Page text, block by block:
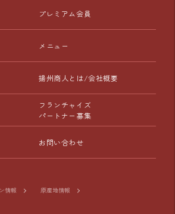
無料
焼売」など、こだわりの前菜が半額
ストール方法
プレミアム会員
メニュー
揚州商人とは/会社概要
フランチャイズ
パートナー募集
お問い合わせ
情報
原産地情報